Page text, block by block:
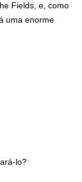
Fields, e, como
uma enorme
lo?